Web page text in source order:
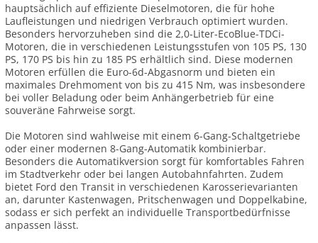
hauptsächlich auf effiziente Dieselmotoren, die für hohe
Laufleistungen und niedrigen Verbrauch optimiert wurden.
Besonders hervorzuheben sind die 2,0-Liter-EcoBlue-TDCi-
Motoren, die in verschiedenen Leistungsstufen von 105 PS, 130
PS, 170 PS bis hin zu 185 PS erhältlich sind. Diese modernen
Motoren erfüllen die Euro-6d-Abgasnorm und bieten ein
maximales Drehmoment von bis zu 415 Nm, was insbesondere
bei voller Beladung oder beim Anhängerbetrieb für eine
souveräne Fahrweise sorgt.
Die Motoren sind wahlweise mit einem 6-Gang-Schaltgetriebe
oder einer modernen 8-Gang-Automatik kombinierbar.
Besonders die Automatikversion sorgt für komfortables Fahren
im Stadtverkehr oder bei langen Autobahnfahrten. Zudem
bietet Ford den Transit in verschiedenen Karosserievarianten
an, darunter Kastenwagen, Pritschenwagen und Doppelkabine,
sodass er sich perfekt an individuelle Transportbedürfnisse
anpassen lässt.